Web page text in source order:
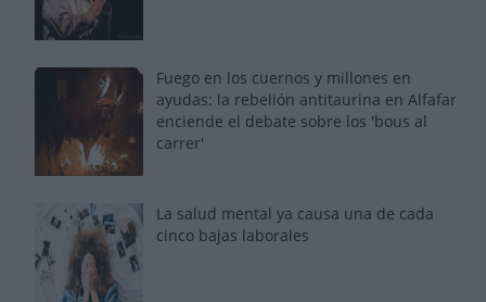
Fuego en los cuernos y millones en
ayudas: la rebelión antitaurina en Alfafar
enciende el debate sobre los 'bous al
carrer'
La salud mental ya causa una de cada
cinco bajas laborales